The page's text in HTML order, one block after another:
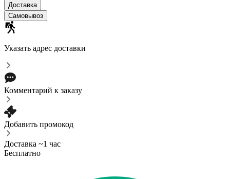
Доставка
Самовывоз
Указать адрес доставки
Комментарий к заказу
Добавить промокод
Доставка ~1 час
Бесплатно